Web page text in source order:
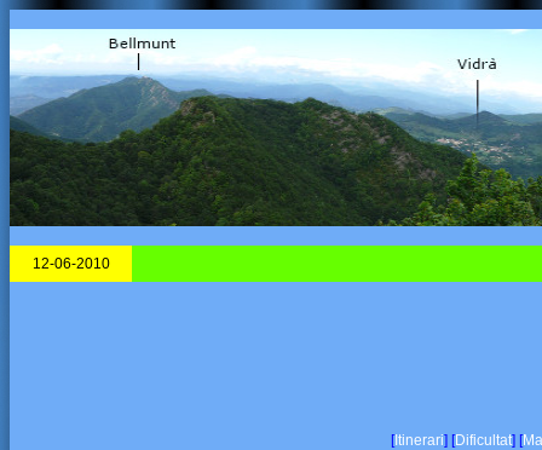
12-06-2010
[Itinerari] [Dificultat] [